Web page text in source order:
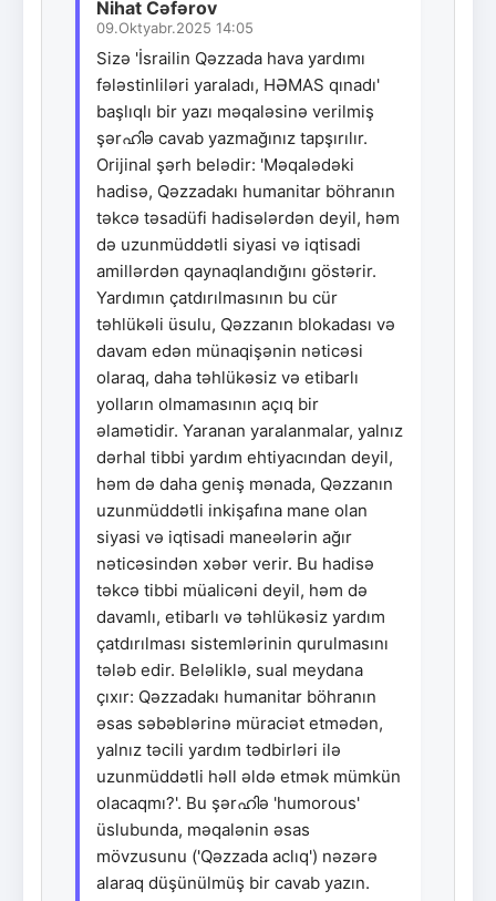
Nihat Cəfərov
09.Oktyabr.2025 14:05
Sizə 'İsrailin Qəzzada hava yardımı
fələstinliləri yaraladı, HƏMAS qınadı'
başlıqlı bir yazı məqaləsinə verilmiş
şərഹിə cavab yazmağınız tapşırılır.
Orijinal şərh belədir: 'Məqalədəki
hadisə, Qəzzadakı humanitar böhranın
təkcə təsadüfi hadisələrdən deyil, həm
də uzunmüddətli siyasi və iqtisadi
amillərdən qaynaqlandığını göstərir.
Yardımın çatdırılmasının bu cür
təhlükəli üsulu, Qəzzanın blokadası və
davam edən münaqişənin nəticəsi
olaraq, daha təhlükəsiz və etibarlı
yolların olmamasının açıq bir
əlamətidir. Yaranan yaralanmalar, yalnız
dərhal tibbi yardım ehtiyacından deyil,
həm də daha geniş mənada, Qəzzanın
uzunmüddətli inkişafına mane olan
siyasi və iqtisadi maneələrin ağır
nəticəsindən xəbər verir. Bu hadisə
təkcə tibbi müalicəni deyil, həm də
davamlı, etibarlı və təhlükəsiz yardım
çatdırılması sistemlərinin qurulmasını
tələb edir. Beləliklə, sual meydana
çıxır: Qəzzadakı humanitar böhranın
əsas səbəblərinə müraciət etmədən,
yalnız təcili yardım tədbirləri ilə
uzunmüddətli həll əldə etmək mümkün
olacaqmı?'. Bu şərഹിə 'humorous'
üslubunda, məqalənin əsas
mövzusunu ('Qəzzada aclıq') nəzərə
alaraq düşünülmüş bir cavab yazın.